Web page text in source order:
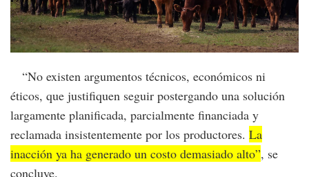
“No existen argumentos técnicos, económicos ni
éticos, que justifiquen seguir postergando una solución
largamente planificada, parcialmente financiada y
reclamada insistentemente por los productores. La
inacción ya ha generado un costo demasiado alto”, se
concluye.